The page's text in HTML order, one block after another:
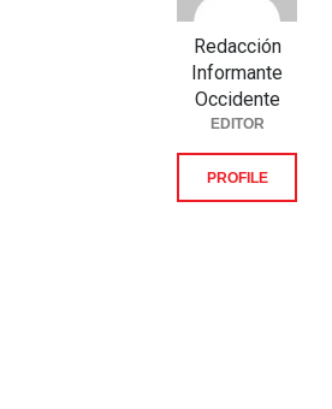
Redacción
Informante
Occidente
EDITOR
PROFILE